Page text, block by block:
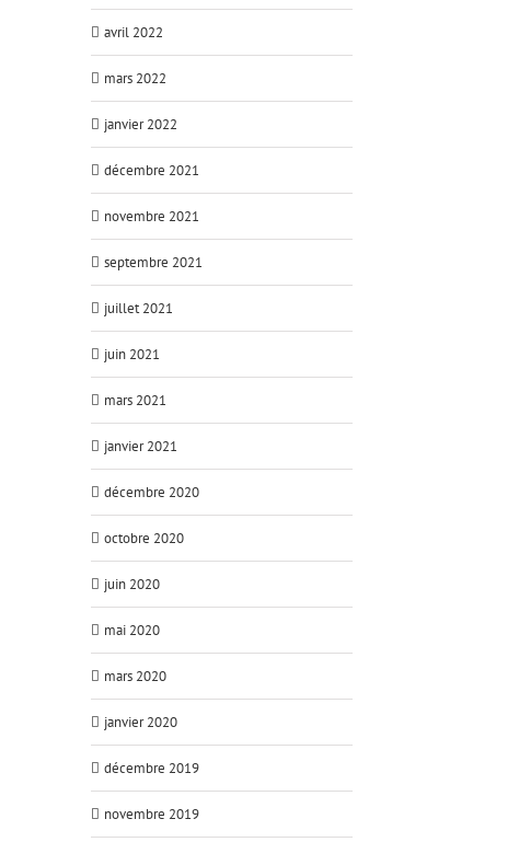
avril 2022
mars 2022
janvier 2022
décembre 2021
novembre 2021
septembre 2021
juillet 2021
juin 2021
mars 2021
janvier 2021
décembre 2020
octobre 2020
juin 2020
mai 2020
mars 2020
janvier 2020
décembre 2019
novembre 2019